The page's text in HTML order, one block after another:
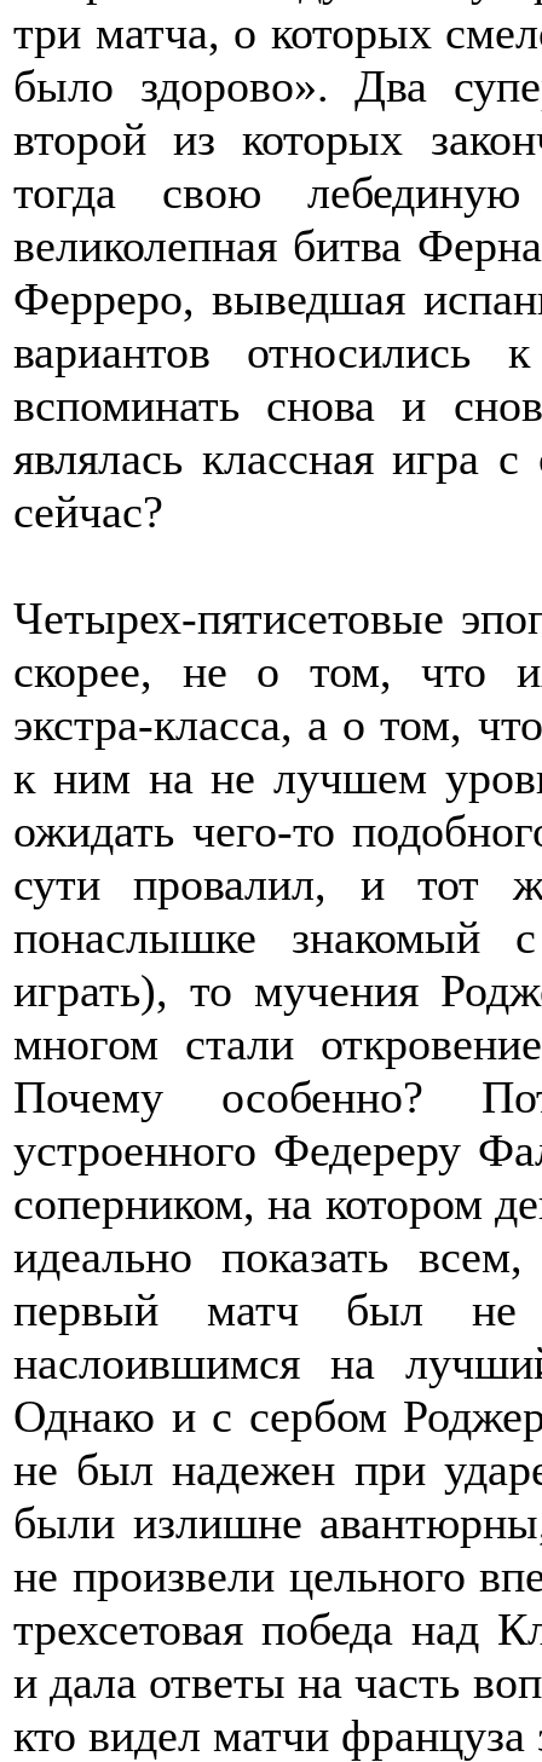
три матча, о которых
было здорово». Два
второй из которых
тогда свою
великолепная битва
Ферреро, выведшая
вариантов относились
вспоминать снова и
являлась классная
сейчас?
Четырех-пятисетовые
скорее, не о том, что
экстра-класса, а о том,
к ним на не лучшем
ожидать чего-то
сути провалил, и тот
понаслышке
играть), то мучения
многом стали
Почему особенно?
устроенного Федереру
соперником, на котором
идеально показать
первый матч был не
наслоившимся на
Однако и с сербом
не был надежен при
были излишне
не произвели цельного
трехсетовая победа над
и дала ответы на часть
кто видел матчи француза